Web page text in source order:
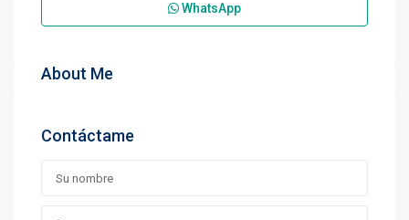
WhatsApp
About Me
Contáctame